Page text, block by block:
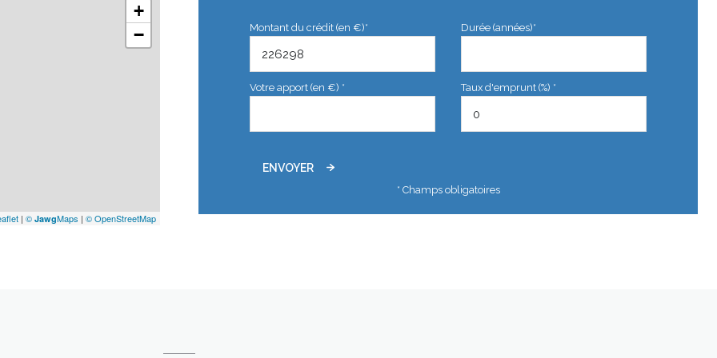
+
−
| © JawgMaps | © OpenStreetMap
Montant du crédit (en €)* Durée (années)*
Votre apport (en €) * Taux d'emprunt (%) *
ENVOYER
* Champs obligatoires